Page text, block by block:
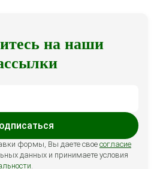
на наши
формы, Вы даете свое согласие
данных и принимаете условия
.